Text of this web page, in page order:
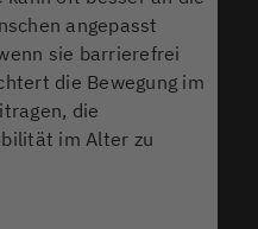
angepasst
sie barrierefrei
die Bewegung im
die
im Alter zu